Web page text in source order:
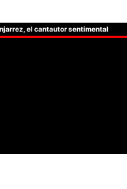
el cantautor sentimental